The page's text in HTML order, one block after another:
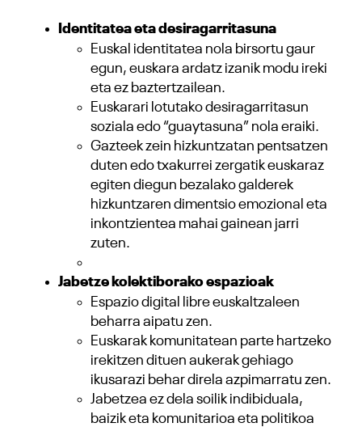
Identitatea eta desiragarritasuna
Euskal identitatea nola birsortu gaur
egun, euskara ardatz izanik modu ireki
eta ez baztertzailean.
Euskarari lotutako desiragarritasun
soziala edo “guaytasuna” nola eraiki.
Gazteek zein hizkuntzatan pentsatzen
duten edo txakurrei zergatik euskaraz
egiten diegun bezalako galderek
hizkuntzaren dimentsio emozional eta
inkontzientea mahai gainean jarri
zuten.
Jabetze kolektiborako espazioak
Espazio digital libre euskaltzaleen
beharra aipatu zen.
Euskarak komunitatean parte hartzeko
irekitzen dituen aukerak gehiago
ikusarazi behar direla azpimarratu zen.
Jabetzea ez dela soilik indibiduala,
baizik eta komunitarioa eta politikoa